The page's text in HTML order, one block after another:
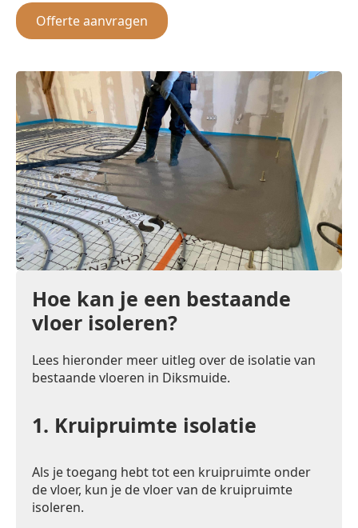
Offerte aanvragen
Hoe kan je een bestaande
vloer isoleren?
Lees hieronder meer uitleg over de isolatie van
bestaande vloeren in Diksmuide.
1. Kruipruimte isolatie
Als je toegang hebt tot een kruipruimte onder
de vloer, kun je de vloer van de kruipruimte
isoleren.